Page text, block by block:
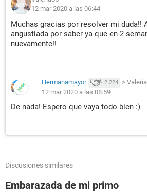
12 mar 2020 a las 06:44
Muchas gracias por resolver mi duda!!
angustiada por saber ya que en 2
nuevamente!!
Hermanamayor 2.224 >
12 mar 2020 a las 08:59
De nada! Espero que vaya todo bien :)
Discusiones similares
Embarazada de mi primo